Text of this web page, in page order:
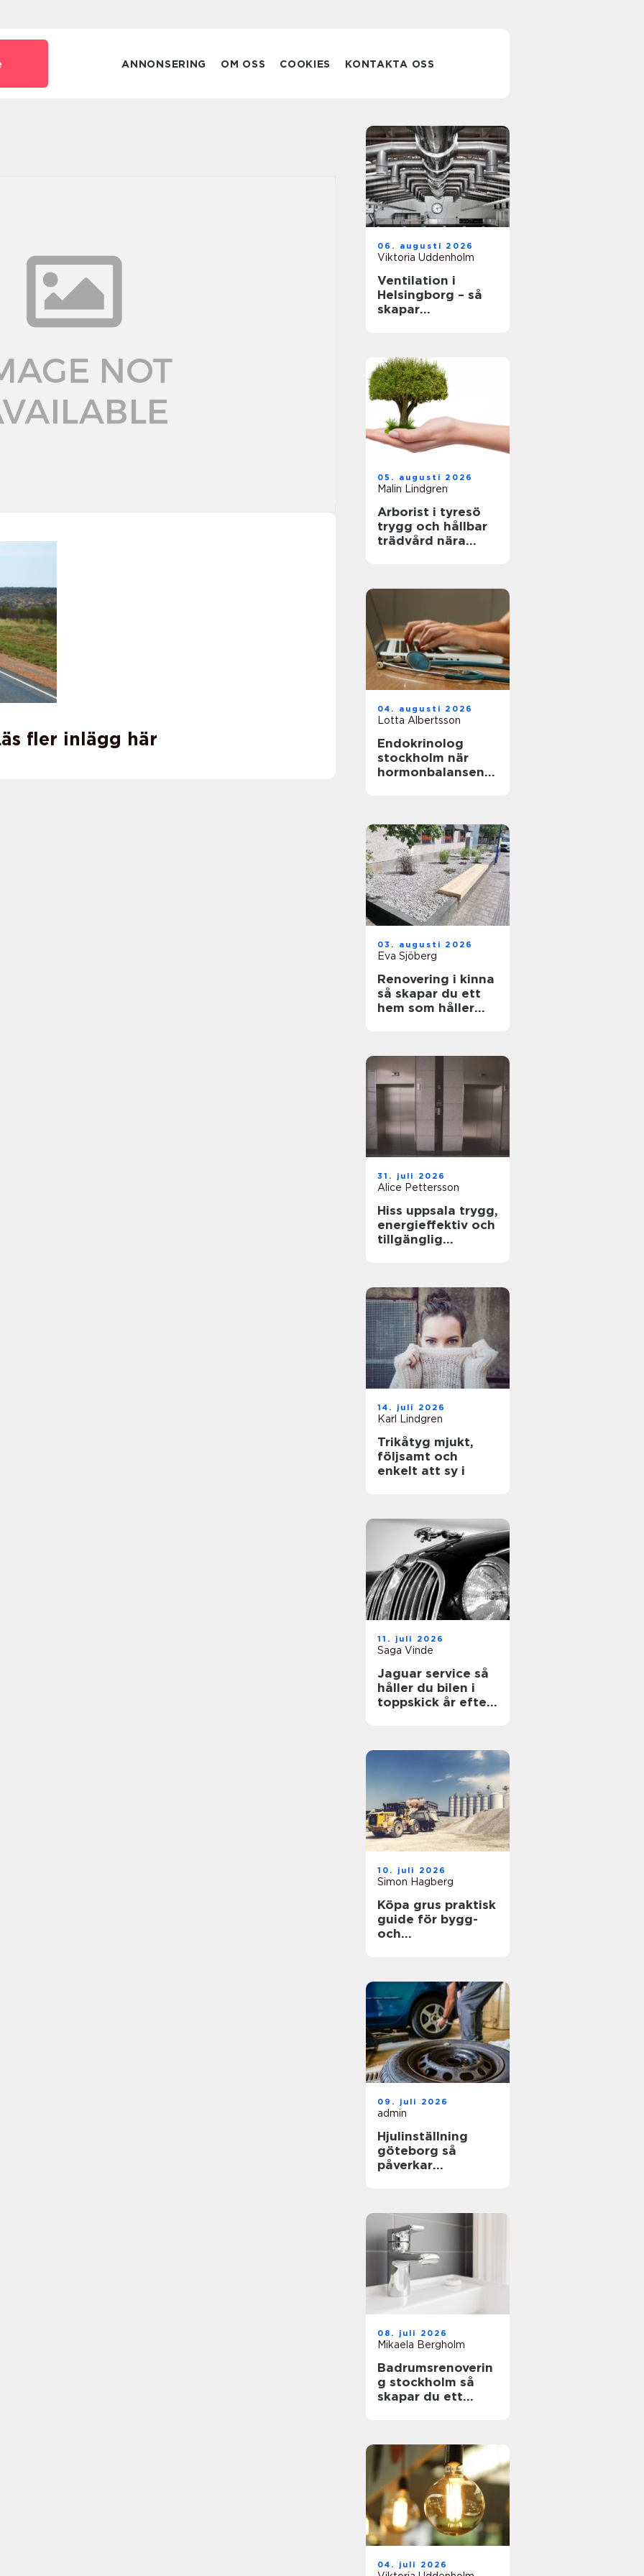
ANNONSERING OM OSS COOKIES KONTAKTA OSS
fler inlägg här
06. augusti 2026
Viktoria Uddenholm
Ventilation i
Helsingborg – så
skapar
miljöer
05. augusti 2026
Malin Lindgren
Arborist i tyresö
trygg och hållbar
trädvård nära
04. augusti 2026
Lotta Albertsson
Endokrinolog
stockholm när
hormonbalansen
03. augusti 2026
Eva Sjöberg
Renovering i kinna
så skapar du ett
hem som håller
31. juli 2026
Alice Pettersson
Hiss uppsala trygg,
energieffektiv och
tillgänglig
14. juli 2026
Karl Lindgren
Trikåtyg mjukt,
följsamt och
enkelt att sy i
11. juli 2026
Saga Vinde
Jaguar service så
håller du bilen i
toppskick år efter
10. juli 2026
Simon Hagberg
Köpa grus praktisk
guide för bygg-
och
09. juli 2026
admin
Hjulinställning
göteborg så
påverkar
08. juli 2026
Mikaela Bergholm
Badrumsrenoverin
g stockholm så
skapar du ett
04. juli 2026